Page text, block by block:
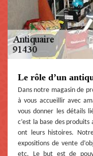
Le rôle d’un
Dans notre magasin de
à vous accueillir avec
vous donner les détails
c’est la base des
ont leurs histoires.
expositions de vente
etc. Le but est de